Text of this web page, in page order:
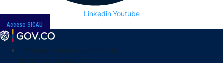
Linkedin Youtube
Acceso SICAU